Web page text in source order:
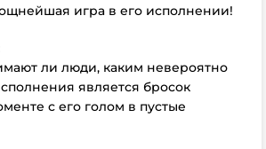
игра в его исполнении!
ли люди, каким невероятно
является бросок
с его голом в пустые